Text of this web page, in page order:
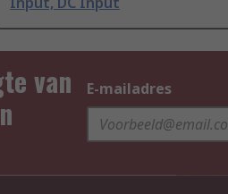
van
E-mailadres